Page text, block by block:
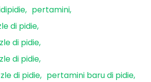
pertamini
di pidie
di pidie
di pidie
di pidie
pertamini baru di pidie